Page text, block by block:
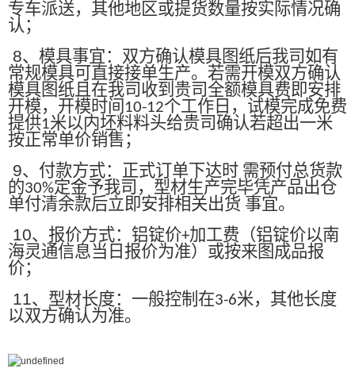
专车派送，其他地区或提货数量按实际情况确
认；
8、模具事宜：双方确认模具图纸后我司如有
常规模具可直接接单生产。若需开模双方确认
模具图纸且在我司收到贵司全额模具费即安排
开模，开模时间 10-12个工作日，试模完成免费
提供1米以内坯料料头给贵司确认若超出一米
按正常单价销售；
9、付款方式：正式订单下达时 需预付总货款
的30%定金予我司，型材生产完毕凭产品出仓
单付清余款后立即安排相关出货 事宜。
10、报价方式：铝锭价+加工费（铝锭价以南
海灵通信息当日报价为准）或按来图成品报
价；
11、型材长度：一般控制在3-6米，其他长度
以双方确认为准。